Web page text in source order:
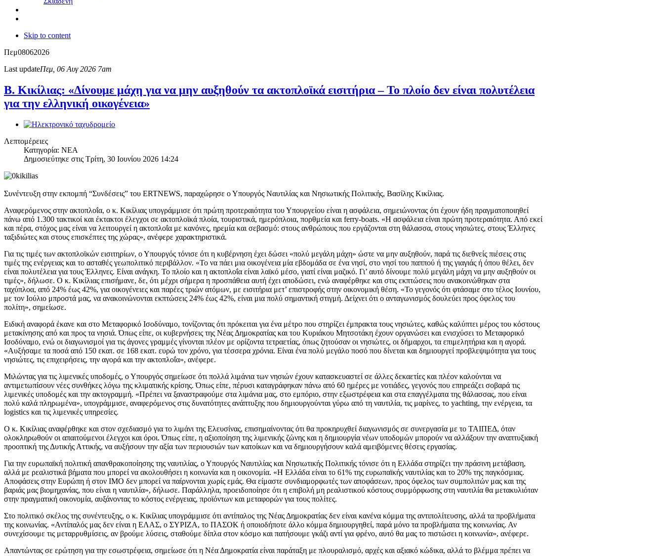
Skip to content
Πεμ08062026
Last updateΠεμ, 06 Αυγ 2026 7am
Β. Κικίλιας: «Δίνουμε μάχη για να μην αυξηθούν τα ακτοπλοϊκά εισιτήρια – Το πλοίο δεν είναι πολυτέλεια
για την ελληνική οικογένεια»
Λεπτομέρειες
Κατηγορία: ΝΕΑ
Δημοσιεύτηκε στις Τρίτη, 30 Ιουνίου 2026 14:24
Συνέντευξη στην εκπομπή “Συνδέσεις” του ERTNEWS, παραχώρησε ο Υπουργός Ναυτιλίας και Νησιωτικής Πολιτικής, Βασίλης Κικίλιας.
Αναφερόμενος στην ακτοπλοΐα, ο κ. Κικίλιας υπογράμμισε ότι πρώτη προτεραιότητα του Υπουργείου είναι η ασφάλεια, σημειώνοντας ότι έχουν ήδη πραγματοποιηθεί
πάνω από 1.300 τακτικοί και έκτακτοι έλεγχοι σε ακτοπλοϊκά πλοία, τουριστικά, ημερόπλοια, πορθμεία και ferry-boats. «Η ασφάλεια είναι πρώτη προτεραιότητα. Από εκεί
και πέρα, στόχος μας είναι να λειτουργεί η ακτοπλοΐα με κανόνες, ηρεμία και σεβασμό: στους ανθρώπους που εργάζονται στη θάλασσα, στους νησιώτες, στους Έλληνες
ταξιδιώτες και στους επισκέπτες της χώρας», ανέφερε χαρακτηριστικά.
Για τις τιμές των ακτοπλοϊκών εισιτηρίων, ο Υπουργός τόνισε ότι η κυβέρνηση έχει δώσει «πολύ μεγάλη μάχη» ώστε να μην αυξηθούν, παρά τις διεθνείς πιέσεις στις
τιμές της ενέργειας και το ασταθές γεωπολιτικό περιβάλλον. «Το να πάει μια οικογένεια μία εβδομάδα σε ένα νησί, στο νησί του παππού ή της γιαγιάς ή όπου θέλει, δεν
είναι πολυτέλεια για τους Έλληνες. Είναι ανάγκη. Το πλοίο και η ακτοπλοΐα είναι λαϊκό μέσο, γιατί είναι μαζικό. Γι’ αυτό δίνουμε πολύ μεγάλη μάχη να μην αυξηθούν οι
τιμές», δήλωσε. Ο κ. Κικίλιας επισήμανε, δε, ότι μέχρι σήμερα η προσπάθεια αυτή έχει αποδώσει, ενώ αναφέρθηκε και στις εκπτώσεις που ανακοινώθηκαν στα
ταχύπλοα, από 24% έως 42%, για οικογένειες και παρέες τριών ατόμων, με εισιτήρια μετ’ επιστροφής στην οικονομική θέση. «Το γεγονός ότι φτάσαμε στο τέλος Ιουνίου,
με τον Ιούλιο μπροστά μας, να ανακοινώνονται εκπτώσεις 24% έως 42%, είναι μια πολύ σημαντική στιγμή. Δείχνει ότι ο ανταγωνισμός δουλεύει προς όφελος του
πολίτη», σημείωσε.
Ειδική αναφορά έκανε και στο Μεταφορικό Ισοδύναμο, τονίζοντας ότι πρόκειται για ένα μέτρο που στηρίζει έμπρακτα τους νησιώτες, καθώς καλύπτει μέρος του κόστους
μετακίνησης από και προς τα νησιά. Όπως είπε, οι κυβερνήσεις της Νέας Δημοκρατίας και του Κυριάκου Μητσοτάκη έχουν οργανώσει και ενισχύσει το Μεταφορικό
Ισοδύναμο, ενώ οι διαγωνισμοί για τις άγονες γραμμές γίνονται πλέον με ορίζοντα τετραετίας, όπως ζητούσαν οι νησιώτες, οι δήμαρχοι, τα επιμελητήρια και η αγορά.
«Αυξήσαμε τα ποσά από 150 εκατ. σε 168 εκατ. ευρώ τον χρόνο, για τέσσερα χρόνια. Είναι ένα πολύ μεγάλο ποσό που δίνεται και δημιουργεί προβλεψιμότητα για τους
νησιώτες, τις επιχειρήσεις, την αγορά και την ακτοπλοΐα», ανέφερε.
Μιλώντας για τις λιμενικές υποδομές, ο Υπουργός σημείωσε ότι πολλά λιμάνια των νησιών έχουν κατασκευαστεί σε άλλες δεκαετίες και πλέον καλούνται να
αντιμετωπίσουν νέες συνθήκες λόγω της κλιματικής κρίσης. Όπως είπε, πέρυσι καταγράφηκαν πάνω από 60 ημέρες με νοτιάδες, γεγονός που επηρεάζει σοβαρά τις
λιμενικές υποδομές και την ακτογραμμή. «Πρέπει να ξαναστραφούμε στα λιμάνια μας, στο εμπόριο, στην εξωστρέφεια και στα επαγγέλματα της θάλασσας, που είναι
πολύ καλά πληρωμένα», υπογράμμισε, αναφερόμενος στις δυνατότητες ανάπτυξης που δημιουργούνται γύρω από τη ναυτιλία, τις μαρίνες, το yachting, την ενέργεια, τα
logistics και τις λιμενικές υπηρεσίες.
Ο κ. Κικίλιας αναφέρθηκε και στον σχεδιασμό για το λιμάνι της Ελευσίνας, επισημαίνοντας ότι θα προκηρυχθεί διαγωνισμός σε συνεργασία με το ΤΑΙΠΕΔ, όταν
ολοκληρωθούν οι απαιτούμενοι έλεγχοι και όροι. Όπως είπε, η αξιοποίηση της λιμενικής ζώνης και η δημιουργία νέων υποδομών μπορούν να αλλάξουν την αναπτυξιακή
προοπτική της Δυτικής Αττικής, να αυξήσουν την αξία των περιουσιών των κατοίκων και να δημιουργήσουν καλά αμειβόμενες θέσεις εργασίας.
Για την ευρωπαϊκή πολιτική απανθρακοποίησης της ναυτιλίας, ο Υπουργός Ναυτιλίας και Νησιωτικής Πολιτικής τόνισε ότι η Ελλάδα στηρίζει την πράσινη μετάβαση,
αλλά με ρεαλιστικά βήματα που μπορεί να ακολουθήσει η κοινωνία και η οικονομία. «Η Ελλάδα είναι το 61% της ευρωπαϊκής ναυτιλίας και το 20% της παγκόσμιας.
Αποφάσεις στην Ευρώπη ή στον ΙΜΟ δεν μπορεί να παίρνονται χωρίς εμάς. Θα είμαστε συνδιαμορφωτές των αποφάσεων, προς όφελος των συμπολιτών μας και της
βαριάς μας βιομηχανίας, που είναι η ναυτιλία», δήλωσε. Παράλληλα, προειδοποίησε ότι η επιβολή μη ρεαλιστικού κόστους συμμόρφωσης στη ναυτιλία θα μετακυλιόταν
στην πραγματική οικονομία, αυξάνοντας το κόστος ενέργειας, προϊόντων και μεταφορών για τους πολίτες.
Στο πολιτικό σκέλος της συνέντευξης, ο κ. Κικίλιας υπογράμμισε ότι αντίπαλος της Νέας Δημοκρατίας δεν είναι κανένα κόμμα της αντιπολίτευσης, αλλά τα προβλήματα
της κοινωνίας. «Αντίπαλός μας δεν είναι η ΕΛΑΣ, ο ΣΥΡΙΖΑ, το ΠΑΣΟΚ ή οποιοδήποτε άλλο κόμμα δημιουργηθεί, παρά μόνο τα προβλήματα της κοινωνίας. Αν
συνεχίσουμε τις μεταρρυθμίσεις, αν βρούμε λύσεις, σταθούμε δίπλα στον κόσμο και πατήσουμε γκάζι αντί για φρένο, αυτό θα μας το πιστώσει η κοινωνία», ανέφερε.
Απαντώντας σε ερώτηση για την εσωστρέφεια, σημείωσε ότι η Νέα Δημοκρατία είναι παράταξη με πλουραλισμό, αρχές και αξιακό κώδικα, αλλά το βλέμμα πρέπει να